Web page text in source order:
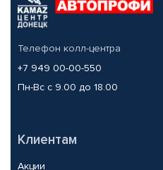
Телефон колл-центра
+7 949 00-00-550
Пн-Вс с 9.00 до 18.00
Клиентам
Акции